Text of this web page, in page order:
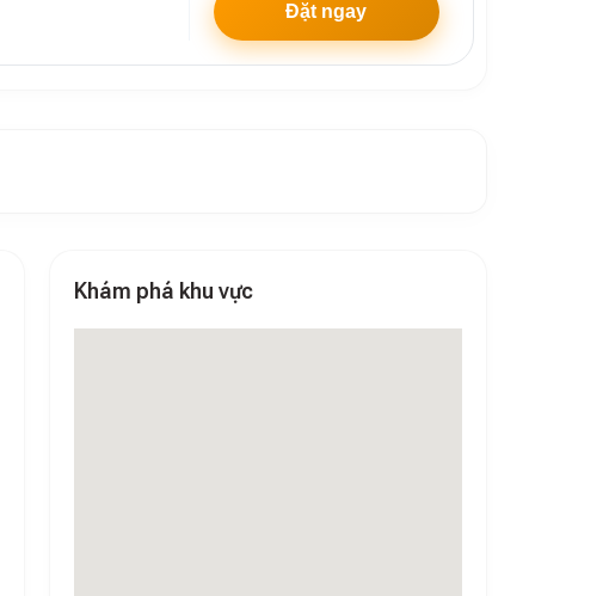
Đặt ngay
Khám phá khu vực